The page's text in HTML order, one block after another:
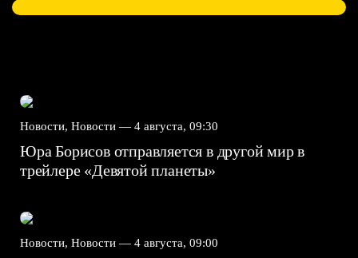
Новости, Новости — 4 августа, 09:30
Юра Борисов отправляется в другой мир в
трейлере «Девятой планеты»
Новости, Новости — 4 августа, 09:00